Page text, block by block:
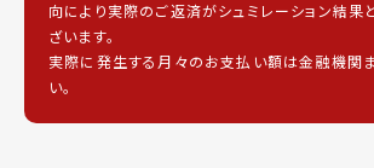
向により実際のご返済がシュミレーション結果
ざいます。
実際に発生する月々のお支払い額は金融機関
い。